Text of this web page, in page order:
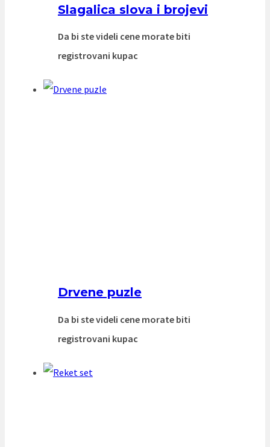
Slagalica slova i brojevi
Da bi ste videli cene morate biti
registrovani kupac
Drvene puzle
Da bi ste videli cene morate biti
registrovani kupac